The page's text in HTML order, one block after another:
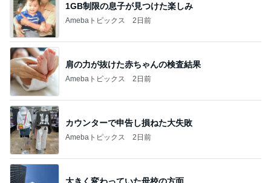
1GB制限の息子が見つけた楽しみ
Amebaトピックス 2日前
肩の力が抜けた赤ちゃんの検査結果
Amebaトピックス 2日前
カウンターで申告し損ねた大失敗
Amebaトピックス 2日前